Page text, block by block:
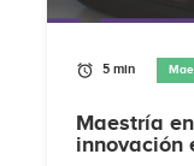
5 min
Maestría
innovación